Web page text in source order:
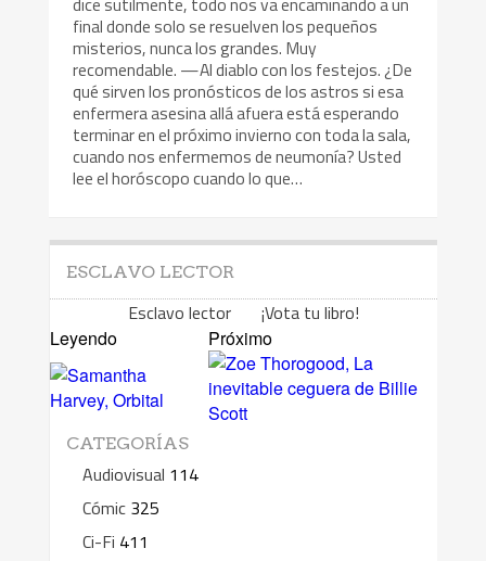
final donde solo se resuelven los pequeños
misterios, nunca los grandes. Muy
recomendable. —Al diablo con los festejos. ¿De
qué sirven los pronósticos de los astros si esa
enfermera asesina allá afuera está esperando
terminar en el próximo invierno con toda la sala,
cuando nos enfermemos de neumonía? Usted
lee el horóscopo cuando lo que…
ESCLAVO LECTOR
Esclavo lector ¡Vota tu libro!
Leyendo Próximo
CATEGORÍAS
Audiovisual 114
Cómic 325
Ci-Fi 411